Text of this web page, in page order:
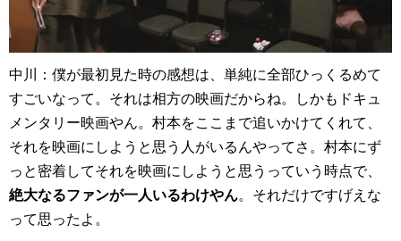
中川：僕が最初見た時の感想は、単純に全部ひっくるめて
すごいなって。それは相方の映画だからね。しかもドキュ
メンタリー映画やん。村本をここまで追いかけてくれて、
それを映画にしようと思う人がいるんやってさ。村本にず
っと密着してそれを映画にしようと思うっていう時点で、
絶大なるファンが一人いるわけやん。それだけですげえな
って思ったよ。